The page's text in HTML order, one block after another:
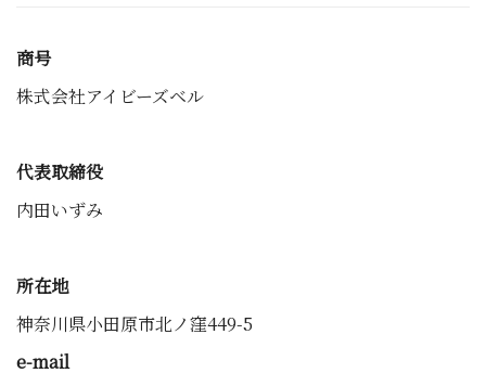
商号
株式会社アイビーズベル
代表取締役
内田いずみ
所在地
神奈川県小田原市北ノ窪449-5
e-mail